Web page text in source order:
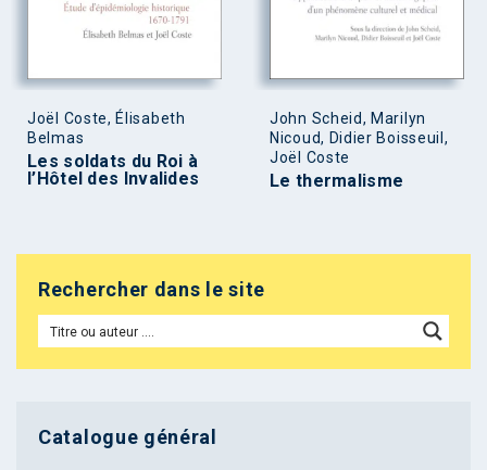
Joël Coste, Élisabeth
Belmas
Les soldats du Roi à
l’Hôtel des Invalides
John Scheid, Marilyn
Nicoud, Didier Boisseuil,
Joël Coste
Le thermalisme
Rechercher dans le site
Catalogue général